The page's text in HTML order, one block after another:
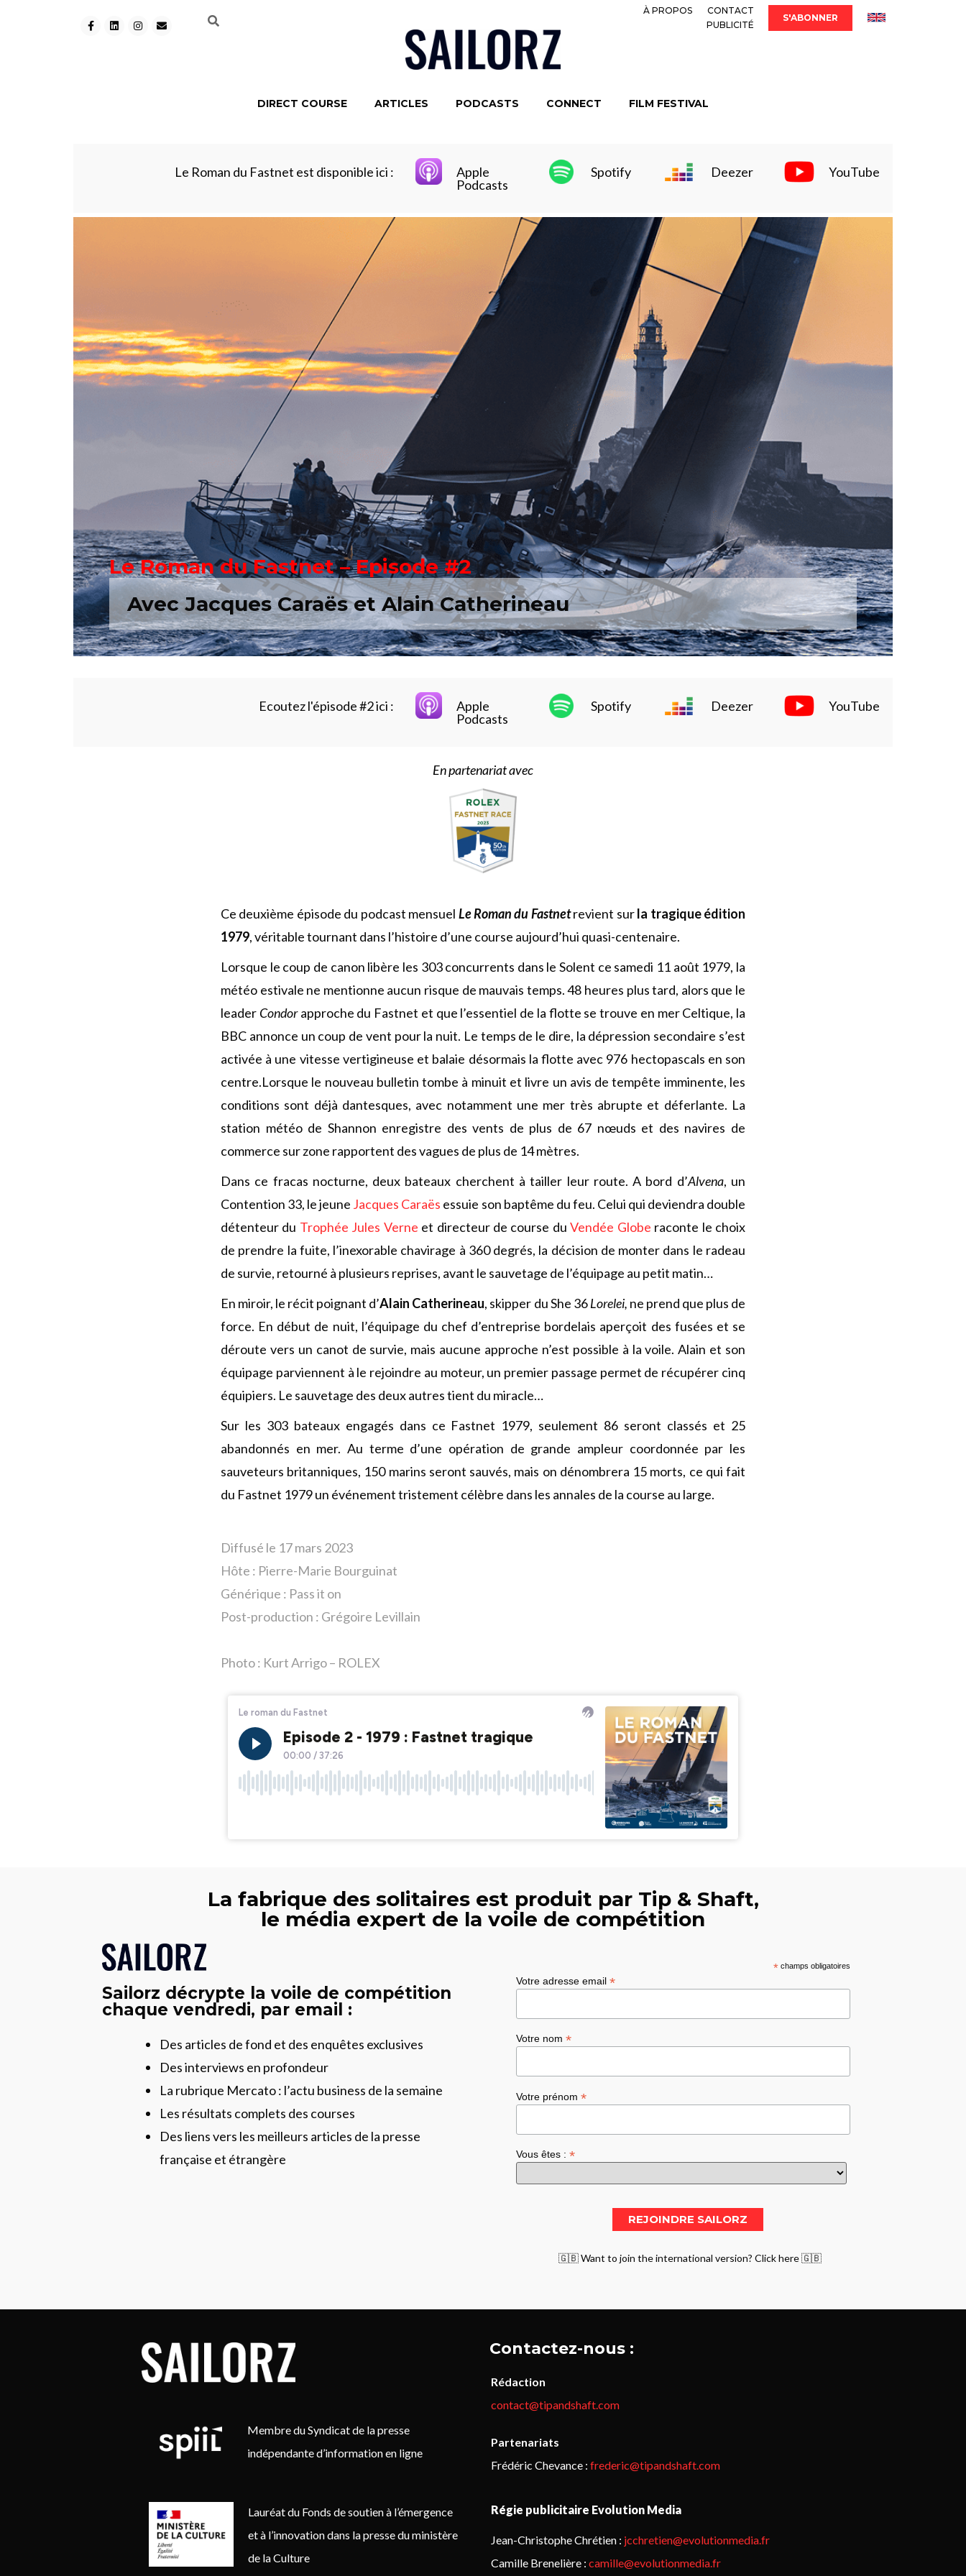
À PROPOS
CONTACT
PUBLICITÉ
S'ABONNER
DIRECT COURSE ARTICLES PODCASTS CONNECT FILM FESTIVAL
Le Roman du Fastnet est disponible ici :
Apple
Podcasts
Spotify Deezer YouTube
Le Roman du Fastnet – Episode #2
Avec Jacques Caraës et Alain Catherineau
Ecoutez l'épisode #2 ici :
Apple
Podcasts
Spotify Deezer YouTube
En partenariat avec
Ce deuxième épisode du podcast mensuel Le Roman du Fastnetrevient surla tragique édition
1979, véritable tournant dans l’histoire d’une course aujourd’hui quasi-centenaire.
Lorsque le coup de canon libère les 303 concurrents dans le Solent ce samedi 11 août 1979, la
météo estivale ne mentionne aucun risque de mauvais temps. 48 heures plus tard, alors que le
leader Condorapproche du Fastnet et que l’essentiel de la flotte se trouve en mer Celtique, la
BBC annonce un coup de vent pour la nuit. Le temps de le dire, la dépression secondaire s’est
activée à une vitesse vertigineuse et balaie désormais la flotte avec 976 hectopascals en son
centre.Lorsque le nouveau bulletin tombe à minuit et livre un avis de tempête imminente, les
conditions sont déjà dantesques, avec notamment une mer très abrupte et déferlante. La
station météo de Shannon enregistre des vents de plus de 67 nœuds et des navires de
commerce sur zone rapportent des vagues de plus de 14 mètres.
Dans ce fracas nocturne, deux bateaux cherchent à tailler leur route. A bord d’Alvena, un
Contention 33, le jeune Jacques Caraës essuie son baptême du feu. Celui qui deviendra double
détenteur du Trophée Jules Verne et directeur de course duVendée Globe raconte le choix
de prendre la fuite, l’inexorable chavirage à 360 degrés, la décision de monter dans le radeau
de survie, retourné à plusieurs reprises, avant le sauvetage de l’équipage au petit matin…
En miroir, le récit poignant d’Alain Catherineau, skipper du She 36Lorelei, ne prend que plus de
force. En début de nuit, l’équipage du chef d’entreprise bordelais aperçoit des fusées et se
déroute vers un canot de survie, mais aucune approche n’est possible à la voile. Alain et son
équipage parviennent à le rejoindre au moteur, un premier passage permet de récupérer cinq
équipiers. Le sauvetage des deux autres tient du miracle…
Sur les 303 bateaux engagés dans ce Fastnet 1979, seulement 86 seront classés et 25
abandonnés en mer. Au terme d’une opération de grande ampleur coordonnée par les
sauveteurs britanniques, 150 marins seront sauvés, mais on dénombrera 15 morts, ce qui fait
du Fastnet 1979 un événement tristement célèbre dans les annales de la course au large.
Diffusé le 17 mars 2023
Hôte : Pierre-Marie Bourguinat
Générique : Pass it on
Post-production : Grégoire Levillain
Photo : Kurt Arrigo – ROLEX
La fabrique des solitaires est produit par Tip & Shaft,
le média expert de la voile de compétition
Sailorz décrypte la voile de compétition
chaque vendredi, par email :
Des articles de fond et des enquêtes exclusives
Des interviews en profondeur
La rubrique Mercato : l’actu business de la semaine
Les résultats complets des courses
Des liens vers les meilleurs articles de la presse
française et étrangère
*champs obligatoires
Votre adresse email *
Votre nom *
Votre prénom *
Vous êtes : *
🇬🇧 Want to join the international version? Click here 🇬🇧
Membre du Syndicat de la presse
indépendante d’information en ligne
Lauréat du Fonds de soutien à l’émergence
et à l’innovation dans la presse du ministère
de la Culture
Contactez-nous :
Rédaction
contact@tipandshaft.com
Partenariats
Frédéric Chevance : frederic@tipandshaft.com
Régie publicitaire Evolution Media
Jean-Christophe Chrétien : jcchretien@evolutionmedia.fr
Camille Brenelière : camille@evolutionmedia.fr